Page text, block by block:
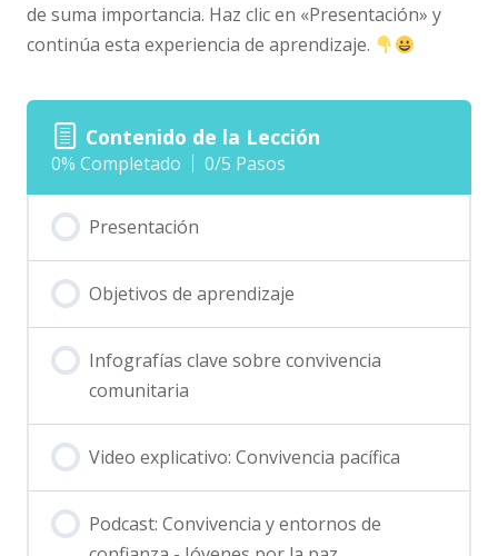
de suma importancia. Haz clic en «Presentación» y
continúa esta experiencia de aprendizaje.
Contenido de la Lección
0% Completado 0/5 Pasos
Presentación
Objetivos de aprendizaje
Infografías clave sobre convivencia
comunitaria
Video explicativo: Convivencia pacífica
Podcast: Convivencia y entornos de